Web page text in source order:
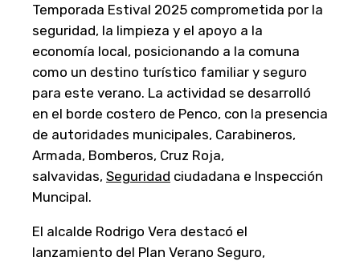
Temporada Estival 2025 comprometida por la
seguridad, la limpieza y el apoyo a la
economía local, posicionando a la comuna
como un destino turístico familiar y seguro
para este verano. La actividad se desarrolló
en el borde costero de Penco, con la presencia
de autoridades municipales, Carabineros,
Armada, Bomberos, Cruz Roja,
salvavidas, Seguridad ciudadana e Inspección
Muncipal.
El alcalde Rodrigo Vera destacó el
lanzamiento del Plan Verano Seguro,